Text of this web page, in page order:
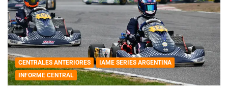
CENTRALES ANTERIORES
IAME SERIES ARGENTINA
INFORME CENTRAL